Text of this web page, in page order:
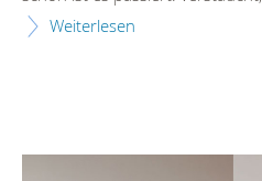
Weiterlesen